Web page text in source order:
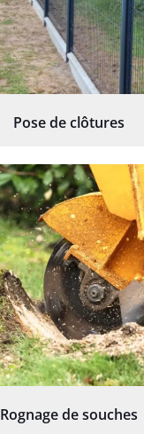
Pose de clôtures
Rognage de souches